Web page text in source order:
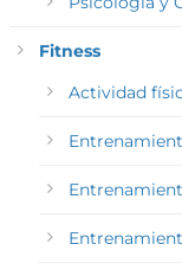
Fitness
Actividad